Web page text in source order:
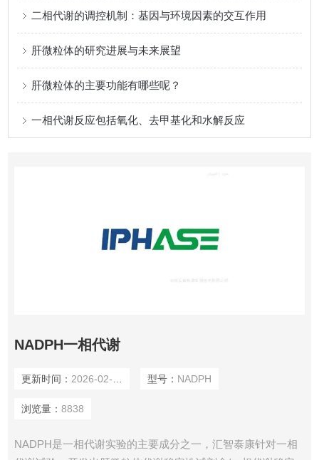
二相代谢的调控机制：基因与环境因素的交互作用
肝微粒体的研究进展与未来展望
肝微粒体的主要功能有哪些呢？
一相代谢反应包括氧化、去甲基化和水解反应
NADPH一相代谢
更新时间： 2026-02-26 型号： NADPH
浏览量： 8838
NADPH是一相代谢实验的主要成分之一，汇智泰康针对一相